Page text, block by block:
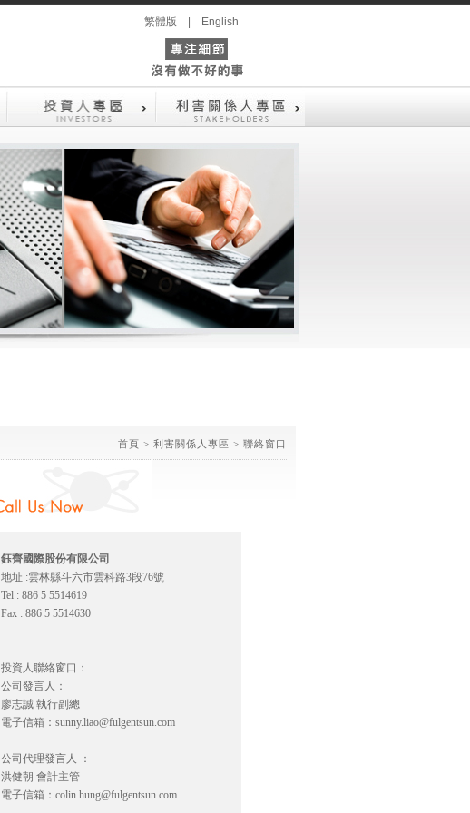
繁體版 English
首頁 > 利害關係人專區 > 聯絡窗口
鈺齊國際股份有限公司
地址 :雲林縣斗六市雲科路3段76號
Tel : 886 5 5514619
Fax : 886 5 5514630
投資人聯絡窗口：
公司發言人：
廖志誠 執行副總
電子信箱： sunny.liao@fulgentsun.com
公司代理發言人 ：
洪健朝 會計主管
電子信箱： colin.hung@fulgentsun.com